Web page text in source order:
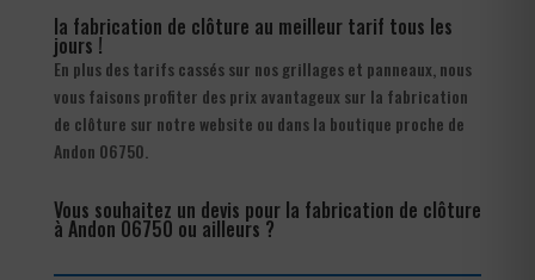
la fabrication de clôture au meilleur tarif tous les
jours !
En plus des tarifs cassés sur nos grillages et panneaux, nous
vous faisons profiter des prix avantageux sur la fabrication
de clôture sur notre website ou dans la boutique proche de
Andon 06750.
Vous souhaitez un devis pour la fabrication de clôture
à Andon 06750 ou ailleurs ?